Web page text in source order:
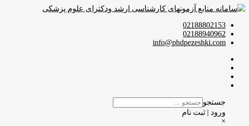
02188802153
02188940962
info@phdpezeshki.com
جستجو
ورود | ثبت نام
×